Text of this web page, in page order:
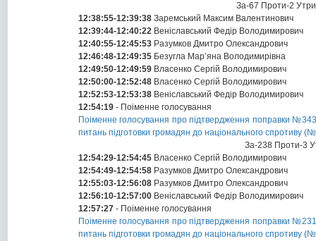
За-67 Проти-2
12:38:55-12:39:38 Заремський Максим Валентинович
12:39:44-12:40:22 Веніславський Федір Володимирович
12:40:55-12:45:53 Разумков Дмитро Олександрович
12:46:48-12:49:35 Безугла Мар’яна Володимирівна
12:49:50-12:49:59 Власенко Сергій Володимирович
12:50:00-12:52:48 Власенко Сергій Володимирович
12:52:53-12:53:38 Веніславський Федір Володимирович
12:54:19 - Поіменне голосування
Поіменне голосування про підтвердження поправки
питань підготовки громадян до національного спротиву
За-238 Проти-3
12:54:29-12:54:45 Власенко Сергій Володимирович
12:54:49-12:54:58 Разумков Дмитро Олександрович
12:55:03-12:56:08 Разумков Дмитро Олександрович
12:56:10-12:57:00 Веніславський Федір Володимирович
12:57:27 - Поіменне голосування
Поіменне голосування про підтвердження поправки
питань підготовки громадян до національного спротиву